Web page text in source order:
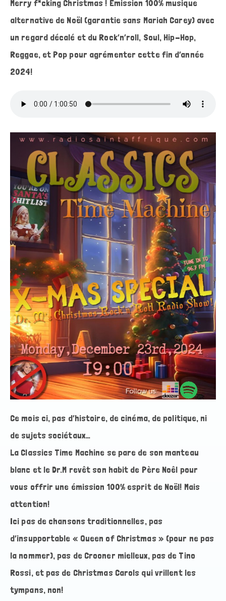
Merry f*cking Christmas ! Emission 100% musique
alternative de Noël (garantie sans Mariah Carey) avec
un regard décalé et du Rock’n’roll, Soul, Hip-Hop,
Reggae, et Pop pour agrémenter cette fin d’année
2024!
Ce mois ci, pas d’histoire, de cinéma, de politique, ni
de sujets sociétaux…
La Classics Time Machine se pare de son manteau
blanc et le Dr.M revêt son habit de Père Noêl pour
vous offrir une émission 100% esprit de Noël! Mais
attention!
Ici pas de chansons traditionnelles, pas
d’insupportable « Queen of Christmas » (pour ne pas
la nommer), pas de Crooner mielleux, pas de Tino
Rossi, et pas de Christmas Carols qui vrillent les
tympans, non!